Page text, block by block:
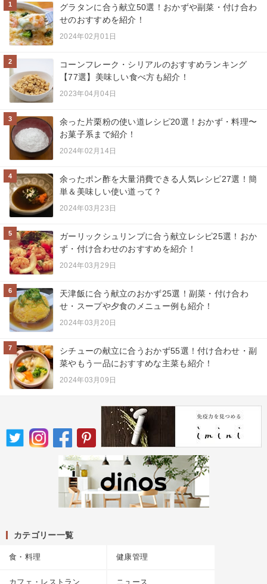
1
グラタンに合う献立50選！おかずや副菜・付け合わ
せのおすすめを紹介！
2024年02月01日
2
コーンフレーク・シリアルのおすすめランキング
【77選】美味しい食べ方も紹介！
2023年04月04日
3
余った片栗粉の使い道レシピ20選！おかず・料理〜
お菓子系まで紹介！
2024年02月14日
4
余ったポン酢を大量消費できる人気レシピ27選！簡
単＆美味しい使い道って？
2024年03月23日
5
ガーリックシュリンプに合う献立レシピ25選！おか
ず・付け合わせのおすすめを紹介！
2024年03月29日
6
天津飯に合う献立のおかず25選！副菜・付け合わ
せ・スープや夕食のメニュー例も紹介！
2024年03月20日
7
シチューの献立に合うおかず55選！付け合わせ・副
菜やもう一品におすすめな主菜も紹介！
2024年03月09日
カテゴリー一覧
食・料理 健康管理
カフェ・レストラン ニュース